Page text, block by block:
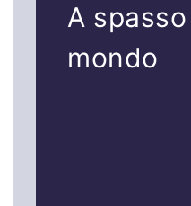
A
mondo